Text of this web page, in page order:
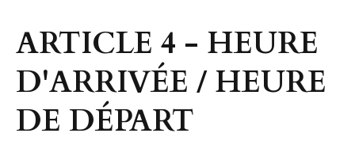
ARTICLE 4 - HEURE
D'ARRIVÉE / HEURE
DE DÉPART